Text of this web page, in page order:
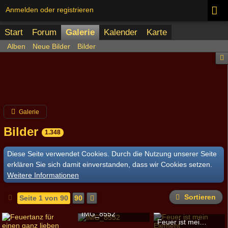
Anmelden oder registrieren
Start Forum Galerie Kalender Karte
Alben Neue Bilder Bilder
Galerie
Bilder 1.348
Diese Seite verwendet Cookies. Durch die Nutzung unserer Seite
erklären Sie sich damit einverstanden, dass wir Cookies setzen.
Weitere Informationen
Seite 1 von 90 90 Sortieren
IMG_8552
ronin-12. September 2016
Feuer ist mein Element